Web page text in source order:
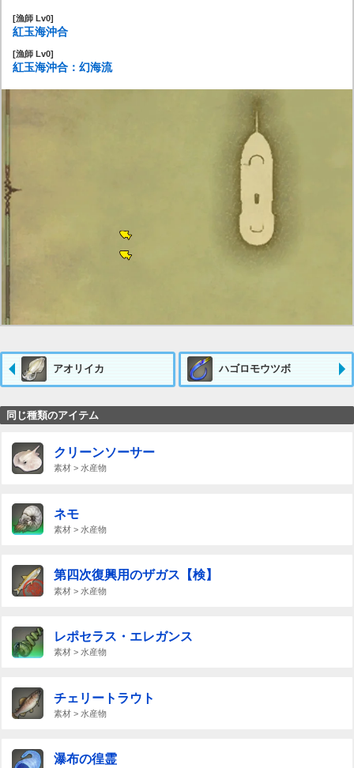
[漁師 Lv0]
紅玉海沖合
[漁師 Lv0]
紅玉海沖合：幻海流
アオリイカ ハゴロモウツボ
同じ種類のアイテム
クリーンソーサー
素材 > 水産物
ネモ
素材 > 水産物
第四次復興用のザガス【検】
素材 > 水産物
レポセラス・エレガンス
素材 > 水産物
チェリートラウト
素材 > 水産物
瀑布の徨霊